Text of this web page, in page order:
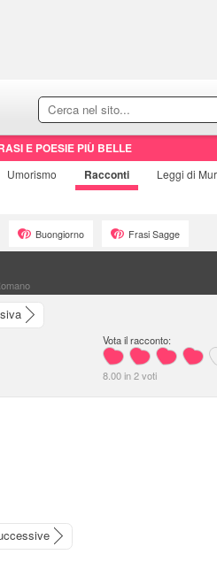
E POESIE PIÙ BELLE
Umorismo Racconti Leggi di
Buongiorno Frasi Sagge
Vota il racconto:
8.00in2voti